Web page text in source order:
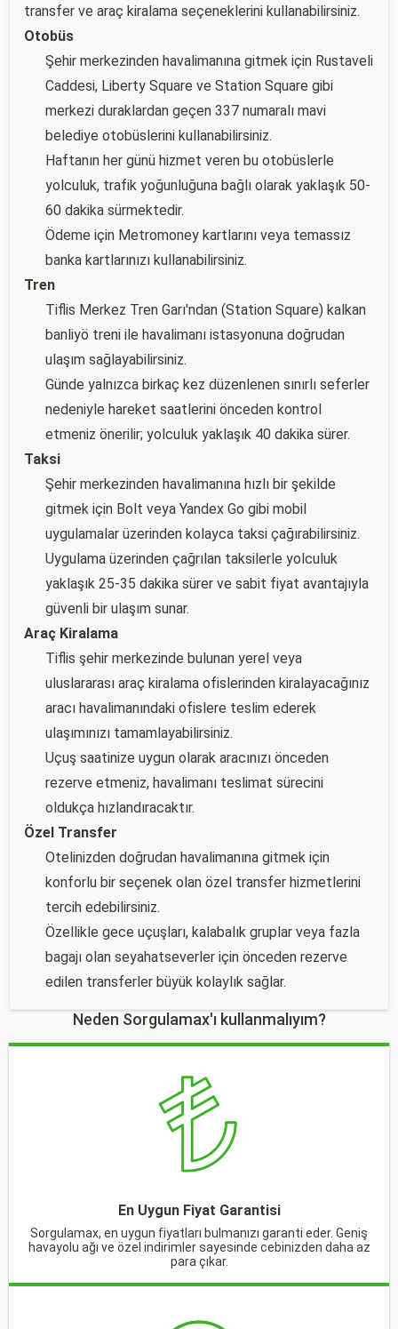
transfer ve araç kiralama seçeneklerini kullanabilirsiniz.
Otobüs
Şehir merkezinden havalimanına gitmek için Rustaveli
Caddesi, Liberty Square ve Station Square gibi
merkezi duraklardan geçen 337 numaralı mavi
belediye otobüslerini kullanabilirsiniz.
Haftanın her günü hizmet veren bu otobüslerle
yolculuk, trafik yoğunluğuna bağlı olarak yaklaşık 50-
60 dakika sürmektedir.
Ödeme için Metromoney kartlarını veya temassız
banka kartlarınızı kullanabilirsiniz.
Tren
Tiflis Merkez Tren Garı'ndan (Station Square) kalkan
banliyö treni ile havalimanı istasyonuna doğrudan
ulaşım sağlayabilirsiniz.
Günde yalnızca birkaç kez düzenlenen sınırlı seferler
nedeniyle hareket saatlerini önceden kontrol
etmeniz önerilir; yolculuk yaklaşık 40 dakika sürer.
Taksi
Şehir merkezinden havalimanına hızlı bir şekilde
gitmek için Bolt veya Yandex Go gibi mobil
uygulamalar üzerinden kolayca taksi çağırabilirsiniz.
Uygulama üzerinden çağrılan taksilerle yolculuk
yaklaşık 25-35 dakika sürer ve sabit fiyat avantajıyla
güvenli bir ulaşım sunar.
Araç Kiralama
Tiflis şehir merkezinde bulunan yerel veya
uluslararası araç kiralama ofislerinden kiralayacağınız
aracı havalimanındaki ofislere teslim ederek
ulaşımınızı tamamlayabilirsiniz.
Uçuş saatinize uygun olarak aracınızı önceden
rezerve etmeniz, havalimanı teslimat sürecini
oldukça hızlandıracaktır.
Özel Transfer
Otelinizden doğrudan havalimanına gitmek için
konforlu bir seçenek olan özel transfer hizmetlerini
tercih edebilirsiniz.
Özellikle gece uçuşları, kalabalık gruplar veya fazla
bagajı olan seyahatseverler için önceden rezerve
edilen transferler büyük kolaylık sağlar.
Neden Sorgulamax'ı kullanmalıyım?
En Uygun Fiyat Garantisi
Sorgulamax, en uygun fiyatları bulmanızı garanti eder. Geniş
havayolu ağı ve özel indirimler sayesinde cebinizden daha az
para çıkar.